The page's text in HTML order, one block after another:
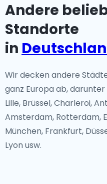
Andere
Standorte
in
Wir decken andere
ganz Europa ab,
Lille, Brüssel, Charleroi,
Amsterdam, Rotterdam,
München, Frankfurt,
Lyon usw.